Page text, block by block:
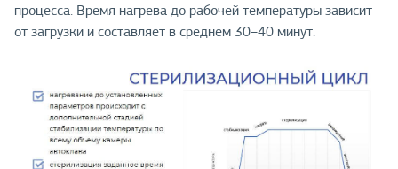
процесса. Время нагрева до рабочей температуры зависит
от загрузки и составляет в среднем 30–40 минут.